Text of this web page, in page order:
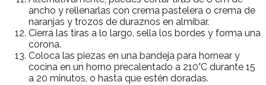
ancho y rellenarlas con crema pastelera o crema de
naranjas y trozos de duraznos en almíbar.
Cierra las tiras a lo largo, sella los bordes y forma una
corona.
Coloca las piezas en una bandeja para hornear y
cocina en un horno precalentado a 210°C durante 15
a 20 minutos, o hasta que estén doradas.